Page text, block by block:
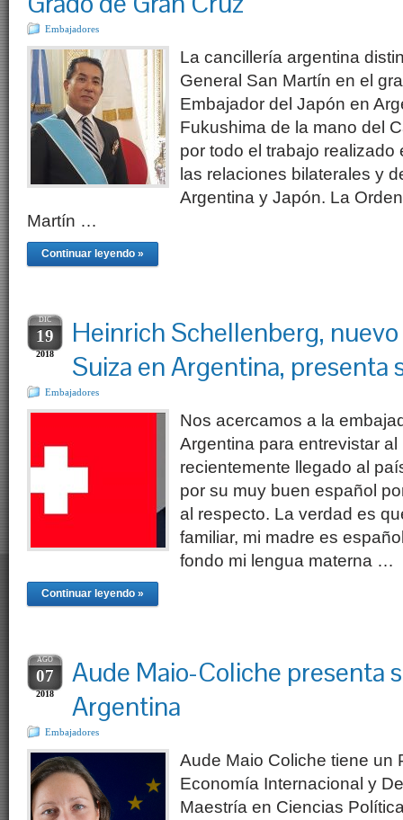
Embajadores
La cancillería argentina
General San Martín en el
Embajador del Japón en
Fukushima de la mano del
por todo el trabajo realizado
las relaciones bilaterales y
Argentina y Japón. La
Martín …
Continuar leyendo »
DIC
19
2018
Heinrich Schellenberg,
Suiza en Argentina, presenta
Embajadores
Nos acercamos a la
Argentina para entrevistar
recientemente llegado al
por su muy buen español
al respecto. La verdad es
familiar, mi madre es
fondo mi lengua materna …
Continuar leyendo »
AGO
07
2018
Aude Maio-Coliche presenta
Argentina
Embajadores
Aude Maio Coliche tiene un
Economía Internacional y
Maestría en Ciencias